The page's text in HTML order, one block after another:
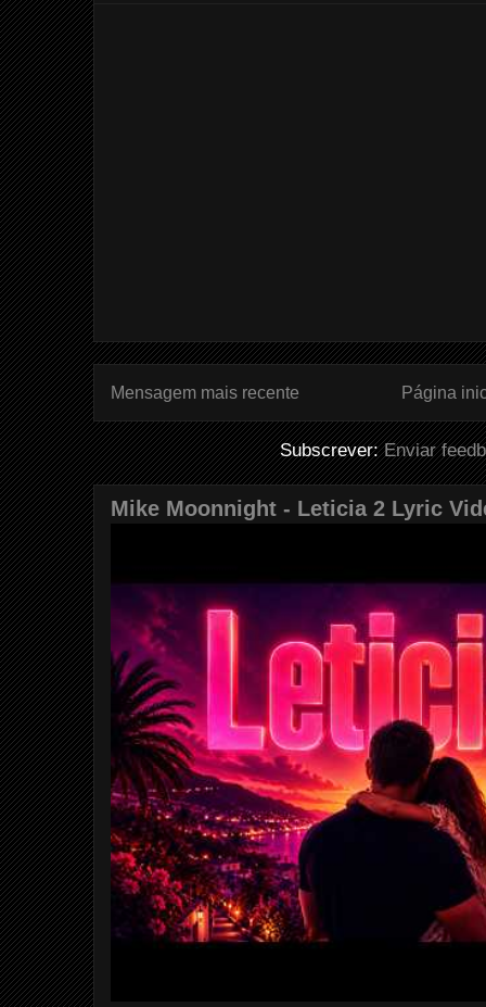
Mensagem mais recente Página
Subscrever:Enviar
Mike Moonnight - Leticia 2 Lyric